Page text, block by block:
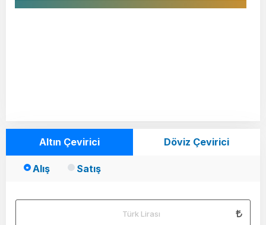
Altın Çevirici Döviz Çevirici
Alış Satış
Türk Lirası